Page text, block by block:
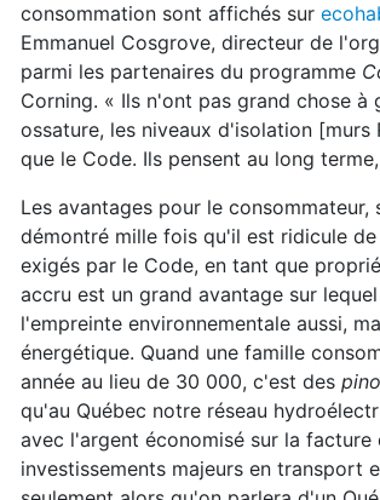
consommation sont affichés sur
Emmanuel Cosgrove, directeur de
parmi les partenaires du programme
Corning. « Ils n'ont pas grand chose
ossature, les niveaux d'isolation
que le Code. Ils pensent au long
Les avantages pour le
démontré mille fois qu'il est ridicule
exigés par le Code, en tant que
accru est un grand avantage sur
l'empreinte environnementale aussi,
énergétique. Quand une famille
année au lieu de 30 000, c'est des
qu'au Québec notre réseau
avec l'argent économisé sur la
investissements majeurs en transport